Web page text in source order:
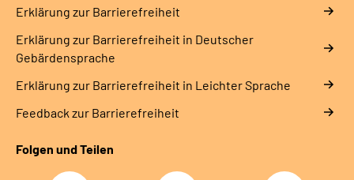
Erklärung zur Barrierefreiheit
Erklärung zur Barrierefreiheit in Deutscher
Gebärdensprache
Erklärung zur Barrierefreiheit in Leichter Sprache
Feedback zur Barrierefreiheit
Folgen und Teilen